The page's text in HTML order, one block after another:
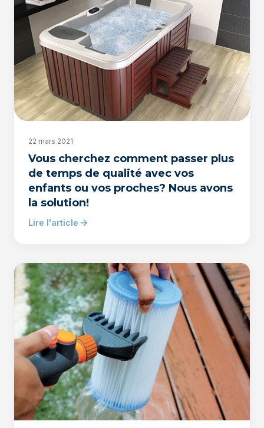
22 mars 2021
Vous cherchez comment passer plus
de temps de qualité avec vos
enfants ou vos proches? Nous avons
la solution!
Lire l'article